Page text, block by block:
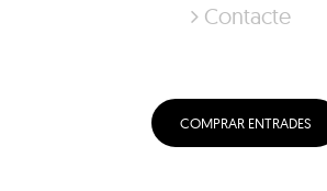
Contacte
COMPRAR ENTRADES